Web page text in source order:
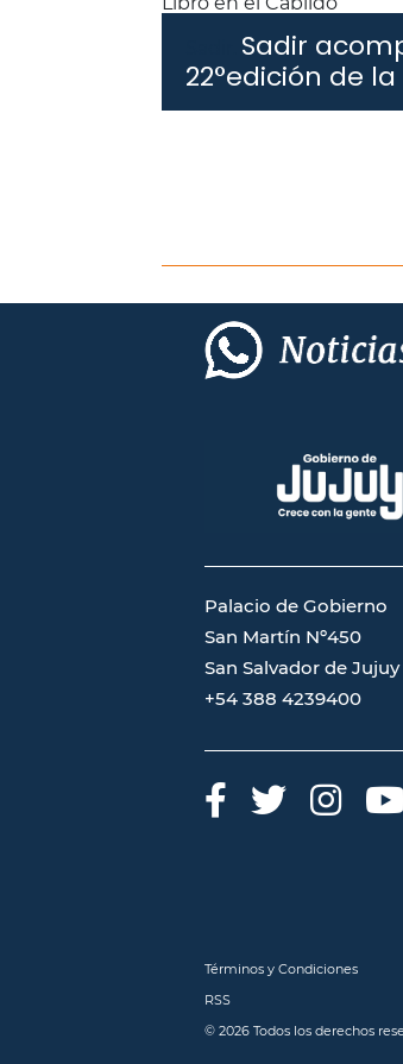
Sadir
22°edición de
Palacio de Gobierno
San Martín Nº450
San Salvador de
+54 388 4239400
Términos y Condiciones
RSS
© 2026 Todos los derechos